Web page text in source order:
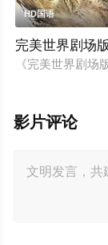
HD国语
完美世界剧场
《完美世界剧
影片评论